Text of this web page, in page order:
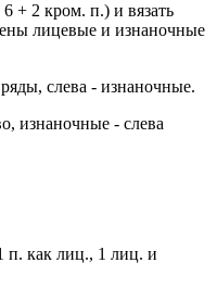
+ 2 кром. п.) и вязать
лицевые и изнаночные
слева - изнаночные.
изнаночные - слева
п. как лиц., 1 лиц. и